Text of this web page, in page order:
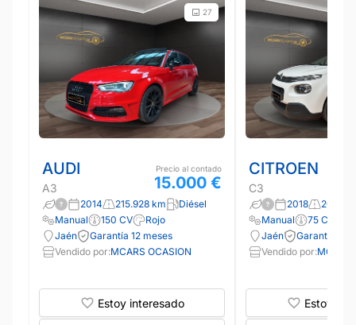
27
AUDI
A3
Precio al contado
15.000 €
2014 215.928 km
Diésel
Manual
150 CV
Rojo
Jaén
Garantía 12 meses
Vendido por:MCARS OCASION
Estoy interesado
CITROEN
C3
2018
Manual
75 CV
Jaén
Garantía 12
Vendido por:MCARS
Estoy